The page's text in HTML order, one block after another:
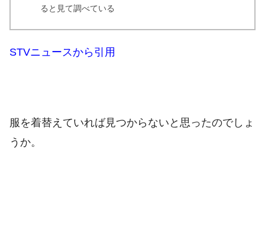
ると見て調べている
STVニュースから引用
服を着替えていれば見つからないと思ったのでしょ
うか。